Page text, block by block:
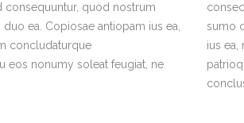
consequuntur, quod nostrum
ea. Copiosae antiopam ius ea,
concludaturque
eos nonumy soleat feugiat, ne
sumo
ius ea,